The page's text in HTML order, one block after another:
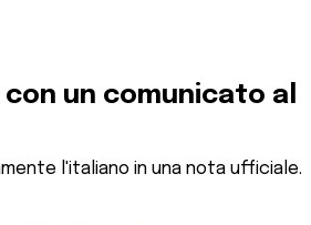
un comunicato al
l'italiano in una nota ufficiale.